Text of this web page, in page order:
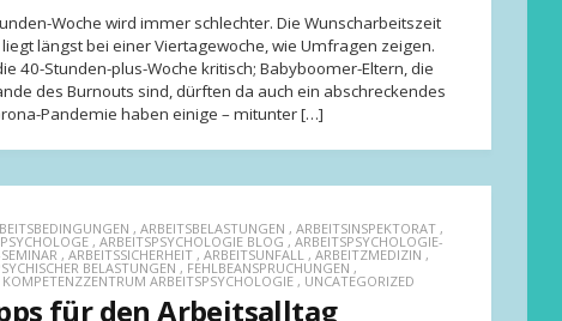
Woche wird immer schlechter. Die Wunscharbeitszeit
längst bei einer Viertagewoche, wie Umfragen zeigen.
40-Stunden-plus-Woche kritisch; Babyboomer-Eltern, die
des Burnouts sind, dürften da auch ein abschreckendes
Pandemie haben einige – mitunter […]
, ARBEITSBELASTUNGEN , ARBEITSINSPEKTORAT ,
, ARBEITSPSYCHOLOGIE BLOG , ARBEITSPSYCHOLOGIE-
, ARBEITSSICHERHEIT , ARBEITSUNFALL , ARBEITZMEDIZIN ,
BELASTUNGEN , FEHLBEANSPRUCHUNGEN ,
KOMPETENZZENTRUM ARBEITSPSYCHOLOGIE , UNCATEGORIZED
für den Arbeitsalltag